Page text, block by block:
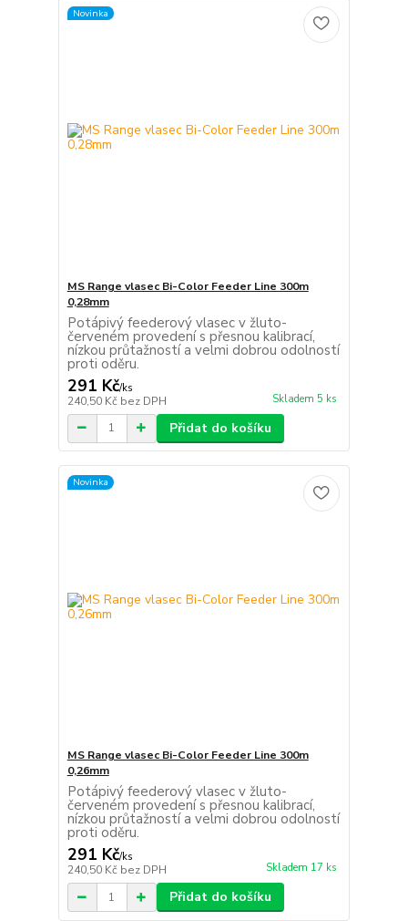
Novinka
MS Range vlasec Bi-Color Feeder Line 300m
0,28mm
Potápivý feederový vlasec v žluto-
červeném provedení s přesnou kalibrací,
nízkou průtažností a velmi dobrou odolností
proti oděru.
291 Kč/ks
240,50 Kč bez DPH Skladem 5 ks
Přidat do košíku
Novinka
MS Range vlasec Bi-Color Feeder Line 300m
0,26mm
Potápivý feederový vlasec v žluto-
červeném provedení s přesnou kalibrací,
nízkou průtažností a velmi dobrou odolností
proti oděru.
291 Kč/ks
240,50 Kč bez DPH Skladem 17 ks
Přidat do košíku